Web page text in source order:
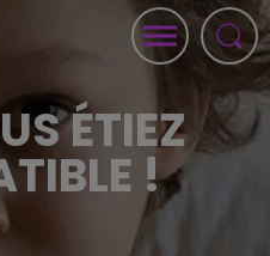
ÉTIEZ
!